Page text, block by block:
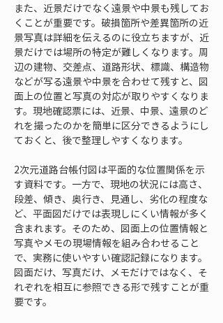
また、近景だけでなく遠景や中景も残してお
くことが重要です。破損箇所や差異箇所の近
景写真は詳細を伝えるのに役立ちますが、近
景だけでは場所の特定が難しくなります。周
辺の建物、交差点、道路形状、標識、構造物
などが写る遠景や中景を合わせて残すと、図
面上の位置と写真の対応が取りやすくなりま
す。現地確認票には、近景、中景、遠景のど
れを撮ったのかを簡単に区分できるようにし
ておくと、後で整理しやすくなります。
2次元道路台帳付図は平面的な位置関係を示
す資料です。一方で、現地の状況には高さ、
段差、傾き、奥行き、見通し、劣化の程度な
ど、平面図だけでは表現しにくい情報が多く
含まれます。そのため、図面上の位置情報と
写真やメモの現場情報を組み合わせること
で、実務に使いやすい確認記録になります。
図面だけ、写真だけ、メモだけではなく、そ
れぞれを相互に参照できる形で残すことが重
要です。